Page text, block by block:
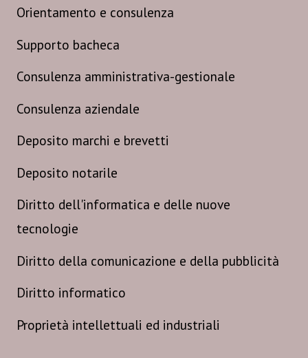
Orientamento e consulenza
Supporto bacheca
Consulenza amministrativa-gestionale
Consulenza aziendale
Deposito marchi e brevetti
Deposito notarile
Diritto dell'informatica e delle nuove
tecnologie
Diritto della comunicazione e della pubblicità
Diritto informatico
Proprietà intellettuali ed industriali